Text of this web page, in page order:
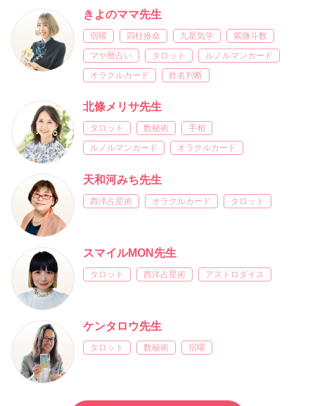
きよのママ先生
宿曜 四柱推命 九星気学
紫微斗数
マヤ暦占い
タロット
ルノルマンカード
オラクルカード
姓名判断
北條メリサ先生
タロット 数秘術
手相
ルノルマンカード
オラクルカード
天和河みち先生
西洋占星術 オラクルカード タロット
スマイルMON先生
タロット 西洋占星術 アストロダイス
ケンタロウ先生
タロット 数秘術 宿曜